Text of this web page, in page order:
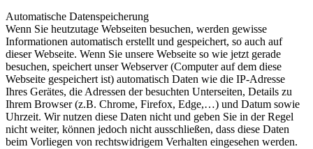
Automatische Datenspeicherung
Wenn Sie heutzutage Webseiten besuchen, werden gewisse
Informationen automatisch erstellt und gespeichert, so auch auf
dieser Webseite. Wenn Sie unsere Webseite so wie jetzt gerade
besuchen, speichert unser Webserver (Computer auf dem diese
Webseite gespeichert ist) automatisch Daten wie die IP-Adresse
Ihres Gerätes, die Adressen der besuchten Unterseiten, Details zu
Ihrem Browser (z.B. Chrome, Firefox, Edge,…) und Datum sowie
Uhrzeit. Wir nutzen diese Daten nicht und geben Sie in der Regel
nicht weiter, können jedoch nicht ausschließen, dass diese Daten
beim Vorliegen von rechtswidrigem Verhalten eingesehen werden.